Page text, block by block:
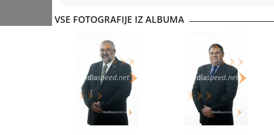
VSE FOTOGRAFIJE IZ ALBUMA